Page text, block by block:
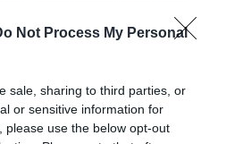
Not Process My Personal
sale, sharing to third parties, or
or sensitive information for
please use the below opt-out